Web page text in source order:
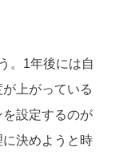
。1年後には自
上がっている
設定するのが
決めようと時